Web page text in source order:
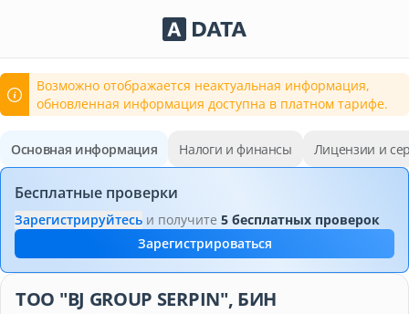
Сервисы Adata.kz
Возможно отображается неактуальная информация,
обновленная информация доступна в платном тарифе.
Основная информация Налоги и финансы Лицензии и
Бесплатные проверки
Зарегистрируйтесь и получите 5 бесплатных проверок
Зарегистрироваться
ТОО "BJ GROUP SERPIN", БИН